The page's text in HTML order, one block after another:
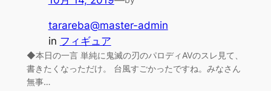
tarareba@master-admin
in フィギュア
◆本日の一言 単純に鬼滅の刃のパロディAVのスレ見て、
書きたくなっただけ。 台風すごかったですね。みなさん
無事…